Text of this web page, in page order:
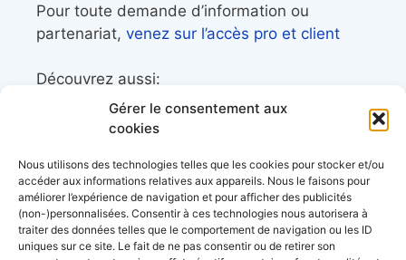
Gérer le consentement aux
cookies
Nous utilisons des technologies telles que les cookies pour stocker et/ou
accéder aux informations relatives aux appareils. Nous le faisons pour
améliorer l’expérience de navigation et pour afficher des publicités
(non-)personnalisées. Consentir à ces technologies nous autorisera à
traiter des données telles que le comportement de navigation ou les ID
uniques sur ce site. Le fait de ne pas consentir ou de retirer son
Pour toute demande d’information ou
partenariat, venez sur l’accès pro et client
Découvrez aussi:
Côtes&Mers, le magazine du littoral et sa
Mers&Montagnes, Equipement outdoor pour
le trek et le raid nautique
BoatingAds, le site d’annonces bateaux
européen